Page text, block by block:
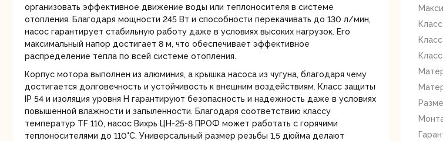
Рубанки
организовать эффективное движение воды или теплоносителя в системе
отопления. Благодаря мощности 245 Вт и способности перекачивать до 130 л/мин,
насос гарантирует стабильную работу даже в условиях высоких нагрузок. Его
максимальный напор достигает 8 м, что обеспечивает эффективное
распределение тепла по всей системе отопления.
Корпус мотора выполнен из алюминия, а крышка насоса из чугуна, благодаря чему
достигается долговечность и устойчивость к внешним воздействиям. Класс защиты
IP 54 и изоляция уровня Н гарантируют безопасность и надежность даже в условиях
повышенной влажности и запыленности. Благодаря соответствию классу
температур TF 110, насос Вихрь ЦН-25-8 ПРОФ может работать с горячими
теплоносителями до 110°C. Универсальный размер резьбы 1,5 дюйма делают